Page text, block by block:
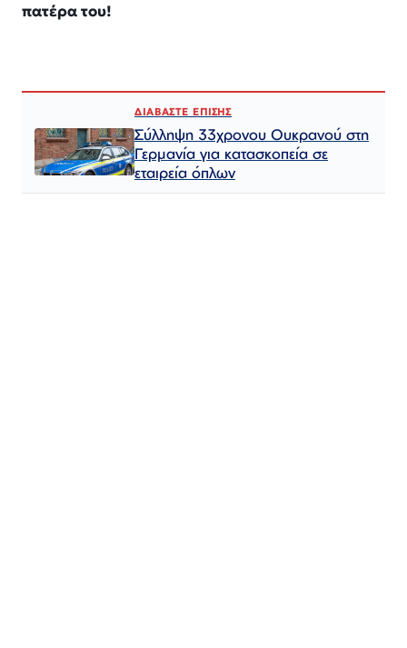
πατέρα του!
ΔΙΑΒΑΣΤΕ ΕΠΙΣΗΣ
Σύλληψη 33χρονου Ουκρανού στη
Γερμανία για κατασκοπεία σε
εταιρεία όπλων